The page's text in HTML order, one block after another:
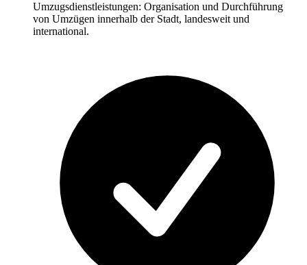
Umzugsdienstleistungen: Organisation und Durchführung
von Umzügen innerhalb der Stadt, landesweit und
international.